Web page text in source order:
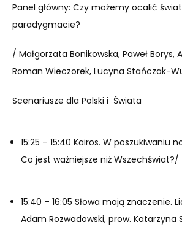
Panel główny: Czy możemy ocalić
paradygmacie?
/ Małgorzata Bonikowska, Paweł Borys,
Roman Wieczorek, Lucyna Stańczak-
Scenariusze dla Polski i Świata
15:25 – 15:40 Kairos. W poszukiwaniu
Co jest ważniejsze niż Wszechświat?/
15:40 – 16:05 Słowa mają znaczenie.
Adam Rozwadowski, prow. Katarzyna